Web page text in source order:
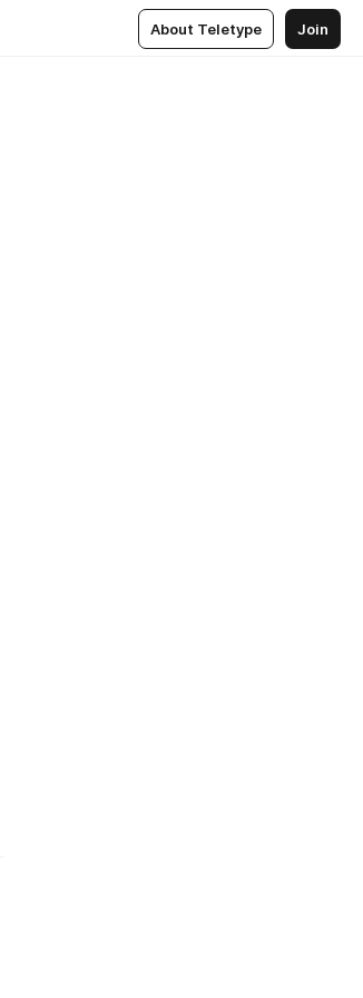
About Teletype Join